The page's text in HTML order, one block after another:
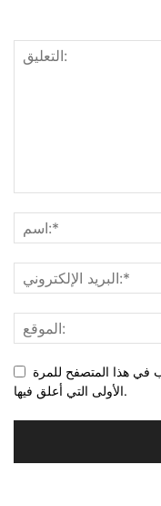
في هذا المتصفح للمرة
الأولى التي أعلق فيها.